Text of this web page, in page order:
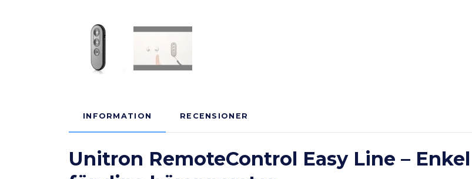
INFORMATION RECENSIONER
Unitron RemoteControl Easy Line –